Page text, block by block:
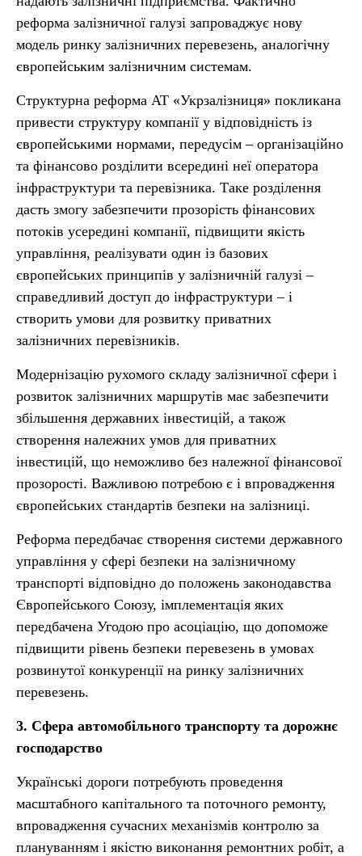
реформа залізничної галузі запроваджує нову
модель ринку залізничних перевезень, аналогічну
європейським залізничним системам.
Структурна реформа АТ «Укрзалізниця» покликана
привести структуру компанії у відповідність із
європейськими нормами, передусім – організаційно
та фінансово розділити всередині неї оператора
інфраструктури та перевізника. Таке розділення
дасть змогу забезпечити прозорість фінансових
потоків усередині компанії, підвищити якість
управління, реалізувати один із базових
європейських принципів у залізничній галузі –
справедливий доступ до інфраструктури – і
створить умови для розвитку приватних
залізничних перевізників.
Модернізацію рухомого складу залізничної сфери і
розвиток залізничних маршрутів має забезпечити
збільшення державних інвестицій, а також
створення належних умов для приватних
інвестицій, що неможливо без належної фінансової
прозорості. Важливою потребою є і впровадження
європейських стандартів безпеки на залізниці.
Реформа передбачає створення системи державного
управління у сфері безпеки на залізничному
транспорті відповідно до положень законодавства
Європейського Союзу, імплементація яких
передбачена Угодою про асоціацію, що допоможе
підвищити рівень безпеки перевезень в умовах
розвинутої конкуренції на ринку залізничних
перевезень.
3. Сфера автомобільного транспорту та дорожнє
господарство
Українські дороги потребують проведення
масштабного капітального та поточного ремонту,
впровадження сучасних механізмів контролю за
плануванням і якістю виконання ремонтних робіт, а